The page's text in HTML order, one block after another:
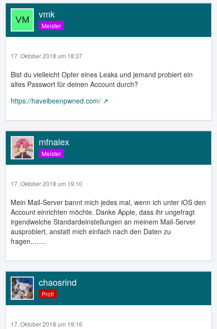
vmk
Meister
17. Oktober 2018 um 18:37
Bist du vielleicht Opfer eines Leaks und jemand probiert ein
altes Passwort für deinen Account durch?
https://haveibeenpwned.com/
mfnalex
Meister
17. Oktober 2018 um 19:10
Mein Mail-Server bannt mich jedes mal, wenn ich unter iOS den
Account einrichten möchte. Danke Apple, dass ihr ungefragt
irgendwelche Standardeinstellungen an meinem Mail-Server
ausprobiert, anstatt mich einfach nach den Daten zu
fragen........
chaosrind
Profi
17. Oktober 2018 um 19:16